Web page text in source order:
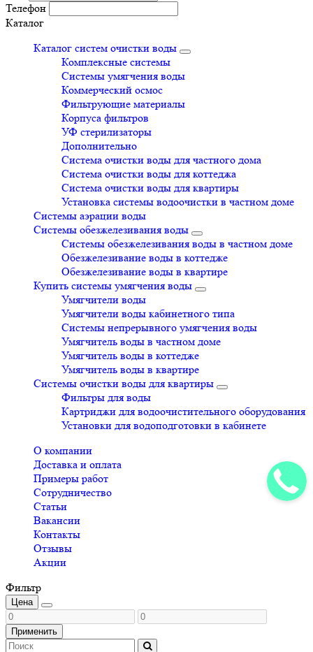
Телефон
Каталог
Каталог систем очистки воды
Комплексные системы
Системы умягчения воды
Коммерческий осмос
Фильтрующие материалы
Корпуса фильтров
УФ стерилизаторы
Дополнительно
Система очистки воды для частного дома
Система очистки воды для коттеджа
Система очистки воды для квартиры
Установка системы водоочистки в частном доме
Системы аэрации воды
Системы обезжелезивания воды
Системы обезжелезивания воды в частном доме
Обезжелезивание воды в коттедже
Обезжелезивание воды в квартире
Купить системы умягчения воды
Умягчители воды
Умягчители воды кабинетного типа
Системы непрерывного умягчения воды
Умягчитель воды в частном доме
Умягчитель воды в коттедже
Умягчитель воды в квартире
Системы очистки воды для квартиры
Фильтры для воды
Картриджи для водоочистительного оборудования
Установки для водоподготовки в кабинете
О компании
Доставка и оплата
Примеры работ
Сотрудничество
Статьи
Вакансии
Контакты
Отзывы
Акции
Фильтр
Цена
Применить